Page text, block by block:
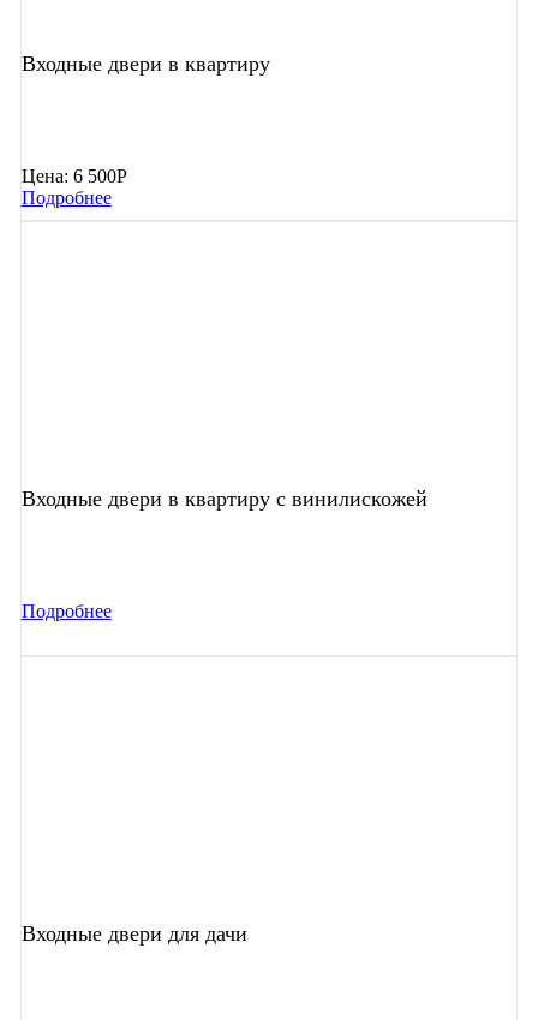
Входные двери в квартиру
Цена: 6 500Р
Подробнее
Входные двери в квартиру с винилискожей
Подробнее
Входные двери для дачи